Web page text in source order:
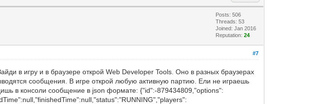
Posts: 506
Threads: 53
Joined: Jan 2016
Reputation:24
#7
в игру и в браузере открой Web Developer Tools. Оно в разных браузерах
сообщения. В игре открой любую активную партию. Ели не играешь
в консоли сообщение в json формате: {"id":-879434809,"options":